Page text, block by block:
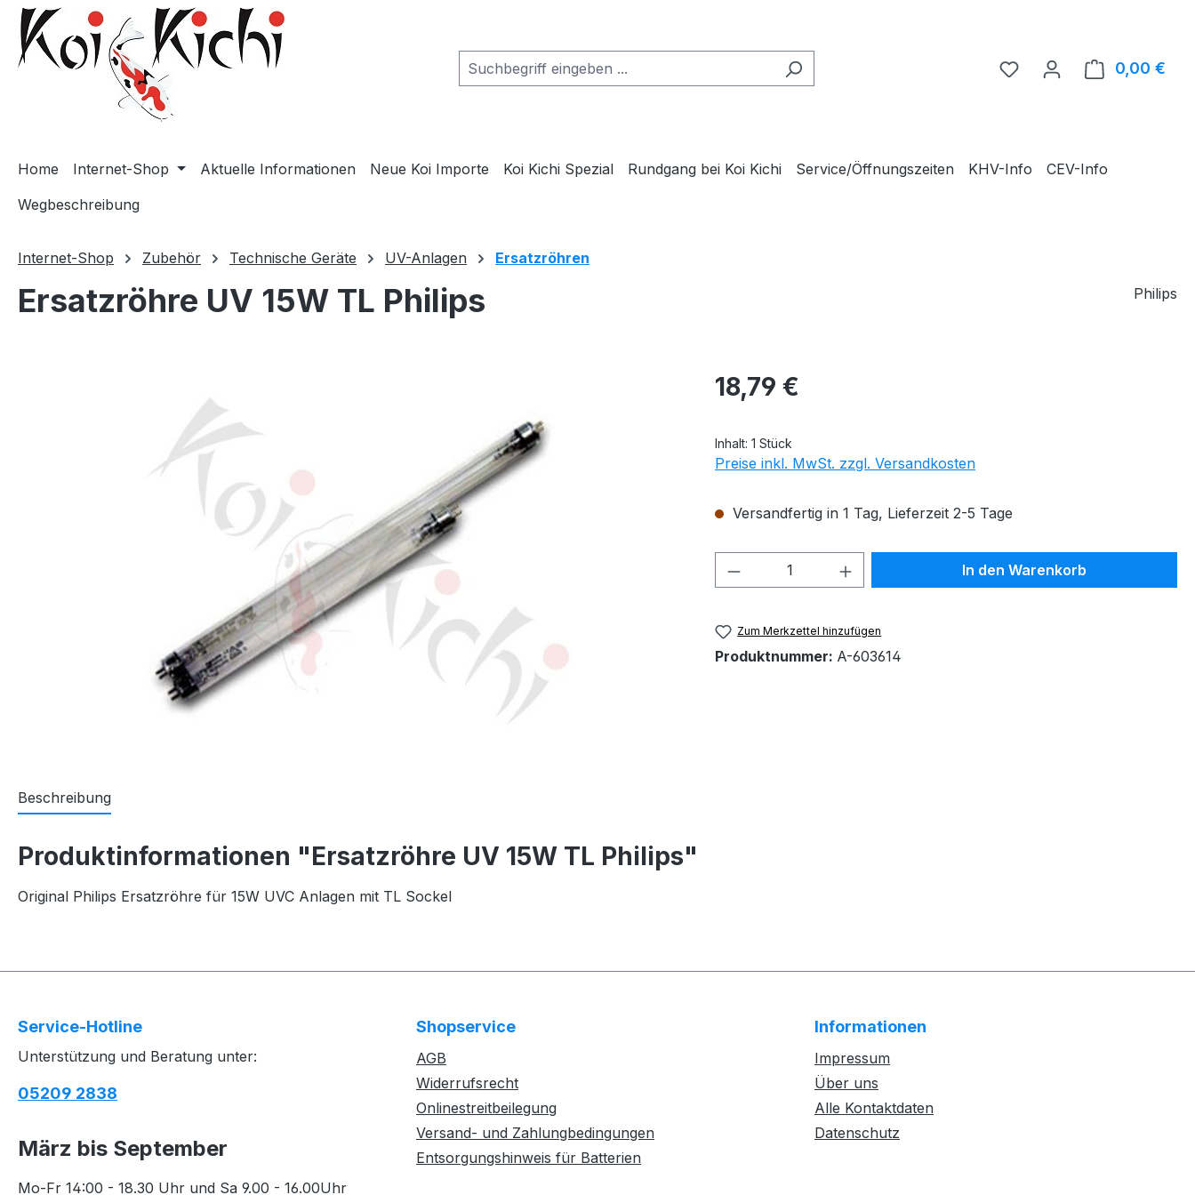
Hauptinhalt springen
Zur Suche springen
Zur Hauptnavigation springen
0,00 €
Home Internet-Shop Aktuelle Informationen Neue Koi Importe Koi Kichi Spezial Rundgang bei Koi Kichi Service/Öffnungszeiten KHV-Info
CEV-Info
Wegbeschreibung
Internet-Shop Zubehör Technische Geräte UV-Anlagen Ersatzröhren
Ersatzröhre UV 15W TL Philips Philips
Regulärer Preis:
18,79 €
Inhalt: 1 Stück
Preise inkl. MwSt. zzgl. Versandkosten
Versandfertig in 1 Tag, Lieferzeit 2-5 Tage
Produkt Anzahl: Gib den gewünschten Wert
In den Warenkorb
Zum Merkzettel hinzufügen
Produktnummer: A-603614
Beschreibung
Produktinformationen "Ersatzröhre UV 15W TL Philips"
Original Philips Ersatzröhre für 15W UVC Anlagen mit TL Sockel
Service-Hotline
Unterstützung und Beratung unter:
05209 2838
März bis September
Mo-Fr 14:00 - 18.30 Uhr und Sa 9.00 - 16.00Uhr
Shopservice
AGB
Widerrufsrecht
Onlinestreitbeilegung
Versand- und Zahlungbedingungen
Entsorgungshinweis für Batterien
Informationen
Impressum
Über uns
Alle Kontaktdaten
Datenschutz